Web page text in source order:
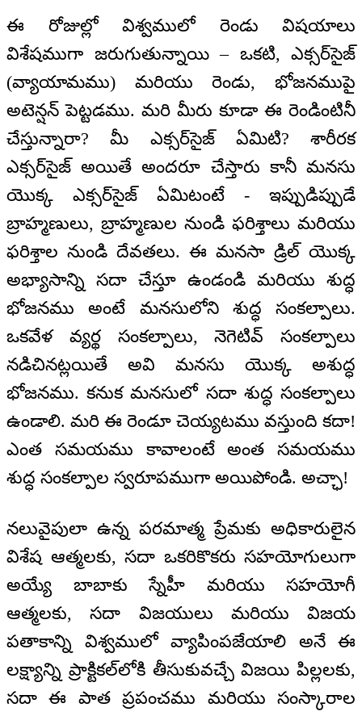
ఈ రోజుల్లో విశ్వములో రెండు విషయాలు
విశేషముగా జరుగుతున్నాయి – ఒకటి, ఎక్సర్‌సైజ్
(వ్యాయామము) మరియు రెండు, భోజనముపై
అటెన్షన్ పెట్టడము. మరి మీరు కూడా ఈ రెండింటినీ
చేస్తున్నారా? మీ ఎక్సర్‌సైజ్ ఏమిటి? శారీరక
ఎక్సర్‌సైజ్ అయితే అందరూ చేస్తారు కానీ మనసు
యొక్క ఎక్సర్‌సైజ్ ఏమిటంటే - ఇప్పుడిప్పుడే
బ్రాహ్మణులు, బ్రాహ్మణుల నుండి ఫరిశ్తాలు మరియు
ఫరిశ్తాల నుండి దేవతలు. ఈ మనసా డ్రిల్ యొక్క
అభ్యాసాన్ని సదా చేస్తూ ఉండండి మరియు శుద్ధ
భోజనము అంటే మనసులోని శుద్ధ సంకల్పాలు.
ఒకవేళ వ్యర్థ సంకల్పాలు, నెగెటివ్ సంకల్పాలు
నడిచినట్లయితే అవి మనసు యొక్క అశుద్ధ
భోజనము. కనుక మనసులో సదా శుద్ధ సంకల్పాలు
ఉండాలి. మరి ఈ రెండూ చెయ్యటము వస్తుంది కదా!
ఎంత సమయము కావాలంటే అంత సమయము
శుద్ధ సంకల్పాల స్వరూపముగా అయిపోండి. అచ్ఛా!
నలువైపులా ఉన్న పరమాత్మ ప్రేమకు అధికారులైన
విశేష ఆత్మలకు, సదా ఒకరికొకరు సహయోగులుగా
అయ్యే బాబాకు స్నేహీ మరియు సహయోగీ
ఆత్మలకు, సదా విజయులు మరియు విజయ
పతాకాన్ని విశ్వములో వ్యాపింపజేయాలి అనే ఈ
లక్ష్యాన్ని ప్రాక్టికల్‌లోకి తీసుకువచ్చే విజయి పిల్లలకు,
సదా ఈ పాత ప్రపంచము మరియు సంస్కారాల